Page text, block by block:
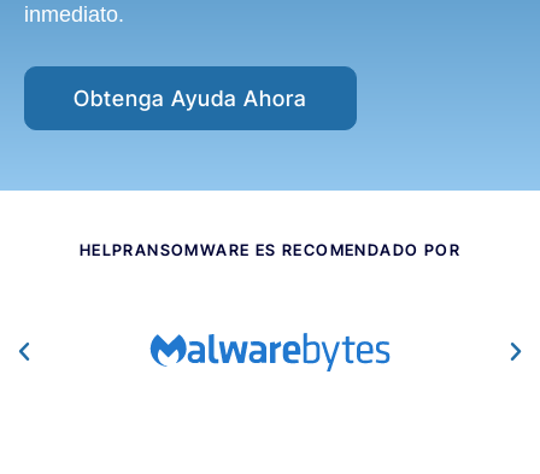
inmediato.
Obtenga Ayuda Ahora
HELPRANSOMWARE ES RECOMENDADO POR